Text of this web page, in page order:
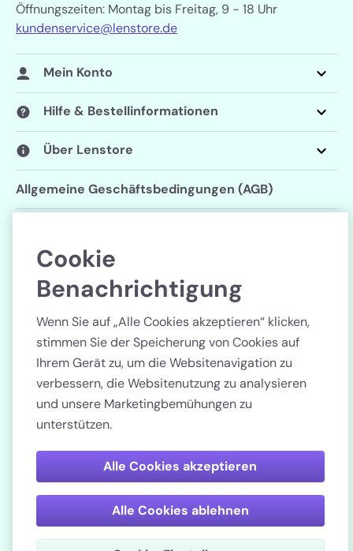
Öffnungszeiten: Montag bis Freitag, 9 - 18 Uhr
kundenservice@lenstore.de
Mein Konto
Hilfe & Bestellinformationen
Über Lenstore
Allgemeine Geschäftsbedingungen (AGB)
Cookie-Einstellungen
Land
Bezahlen Sie sicher
Lenstore.de. Registernummer: 51990.
Cookie
Benachrichtigung
Wenn Sie auf „Alle Cookies akzeptieren“ klicken,
stimmen Sie der Speicherung von Cookies auf
Ihrem Gerät zu, um die Websitenavigation zu
verbessern, die Websitenutzung zu analysieren
und unsere Marketingbemühungen zu
unterstützen.
Alle Cookies ablehnen
Alle Cookies akzeptieren